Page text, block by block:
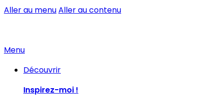
Aller au menuAller au contenu
Menu
Découvrir
Inspirez-moi !